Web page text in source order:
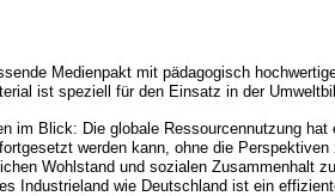
Medienpakt mit pädagogisch
ist speziell für den Einsatz in der
im Blick: Die globale Ressourcennutzung
werden kann, ohne die
Wohlstand und sozialen Zusammenhalt
Industrieland wie Deutschland ist ein